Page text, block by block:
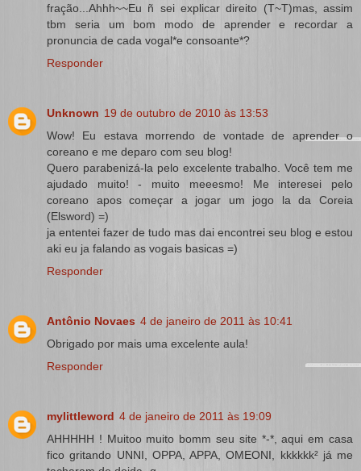
fração...Ahhh~~Eu ñ sei explicar direito (T~T)mas, assim
tbm seria um bom modo de aprender e recordar a
pronuncia de cada vogal*e consoante*?
Responder
Unknown 19 de outubro de 2010 às 13:53
Wow! Eu estava morrendo de vontade de aprender o
coreano e me deparo com seu blog!
Quero parabenizá-la pelo excelente trabalho. Você tem me
ajudado muito! - muito meeesmo! Me interesei pelo
coreano apos começar a jogar um jogo la da Coreia
(Elsword) =)
ja ententei fazer de tudo mas dai encontrei seu blog e estou
aki eu ja falando as vogais basicas =)
Responder
Antônio Novaes 4 de janeiro de 2011 às 10:41
Obrigado por mais uma excelente aula!
Responder
mylittleword 4 de janeiro de 2011 às 19:09
AHHHHH ! Muitoo muito bomm seu site *-*, aqui em casa
fico gritando UNNI, OPPA, APPA, OMEONI, kkkkkk² já me